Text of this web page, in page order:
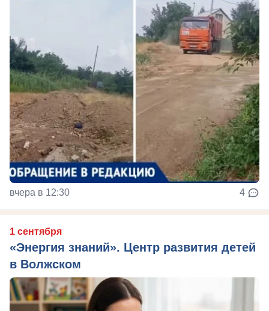
вчера в 12:30 4
1 сентября
«Энергия знаний». Центр развития детей
в Волжском